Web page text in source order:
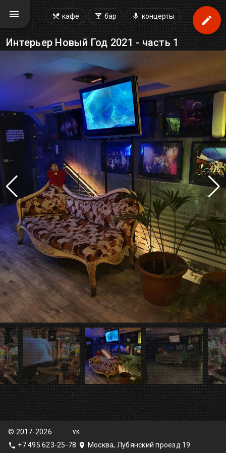
кафе бар концерты
Интерьер Новый Год 2021 - часть 1
© 2017-2026 VK
+7 495 623-25-78 Москва, Лубянский проезд 19